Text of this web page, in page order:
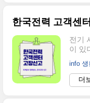
정확
한 신
바일
운 방
할
한국전력 고객센
전기
이 있
통해
포스
ARS
번호
info 생
더